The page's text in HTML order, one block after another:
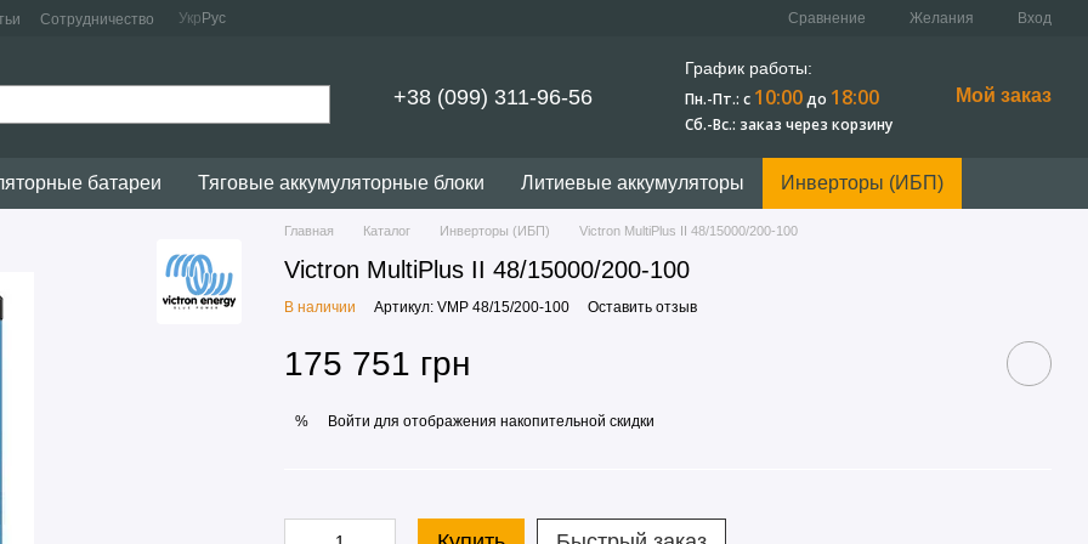
Сотрудничество Укр Рус Сравнение Желания Вход
+38 (099) 311-96-56
График работы:
Пн.-Пт.: c 10:00до 18:00
Сб.-Вс.: заказ через корзину
Мой заказ
батареи Тяговые аккумуляторные блоки Литиевые аккумуляторы Инверторы (ИБП)
Главная Каталог Инверторы (ИБП) Victron MultiPlus II 48/15000/200-100
Victron MultiPlus II 48/15000/200-100
В наличии Артикул: VMP 48/15/200-100 Оставить отзыв
175 751 грн
% Войти для отображения накопительной скидки